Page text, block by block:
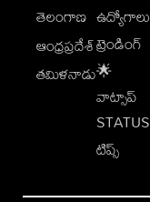
తెలంగాణ
ఆంధ్రప్రదేశ్
తమిళనాడు
ఉద్యోగాలు
ట్రెండింగ్
🌟
వాట్సాప్
STATUS
టిప్స్